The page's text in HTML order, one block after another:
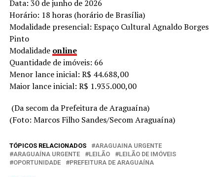
Data: 30 de junho de 2026
Horário: 18 horas (horário de Brasília)
Modalidade presencial: Espaço Cultural Agnaldo Borges
Pinto
Modalidade online
Quantidade de imóveis: 66
Menor lance inicial: R$ 44.688,00
Maior lance inicial: R$ 1.935.000,00
(Da secom da Prefeitura de Araguaína)
(Foto: Marcos Filho Sandes/Secom Araguaína)
TÓPICOS RELACIONADOS
ARAGUAINA URGENTE
ARAGUAÍNA URGENTE
LEILÃO
LEILÃO DE IMÓVEIS
OPORTUNIDADE
PREFEITURA DE ARAGUAÍNA